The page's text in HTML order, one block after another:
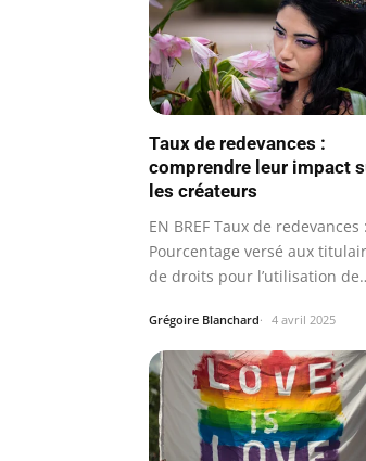
Taux de redevances :
comprendre leur impact
les créateurs
EN BREF Taux de redevances :
Pourcentage versé aux
de droits pour l’utilisation de
Grégoire Blanchard 4 avril 2025